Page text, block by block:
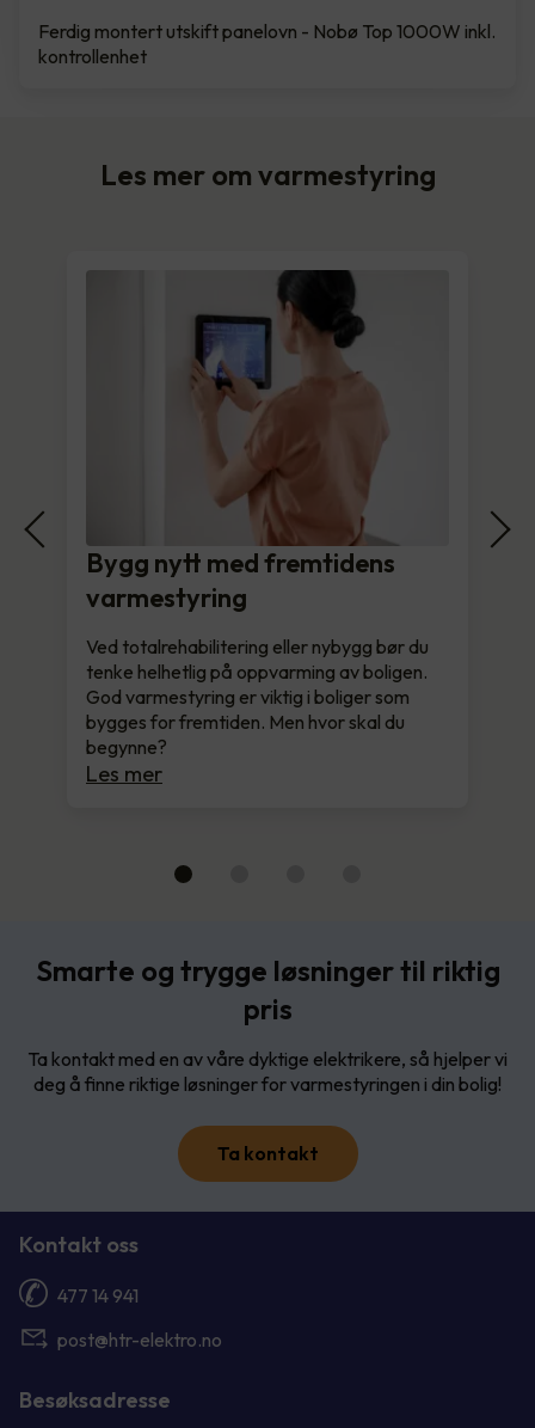
Ferdig montert utskift panelovn - Nobø Top 1000W inkl.
kontrollenhet
Les mer om varmestyring
Bygg nytt med fremtidens
varmestyring
Ved totalrehabilitering eller nybygg bør du
tenke helhetlig på oppvarming av boligen.
God varmestyring er viktig i boliger som
bygges for fremtiden. Men hvor skal du
begynne?
Les mer
Smarte og trygge løsninger til riktig
pris
Ta kontakt med en av våre dyktige elektrikere, så hjelper vi
deg å finne riktige løsninger for varmestyringen i din bolig!
Ta kontakt
Kontakt oss
477 14 941
post@htr-elektro.no
Besøksadresse